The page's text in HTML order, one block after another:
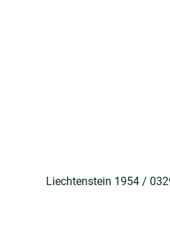
Liechtenstein 1954 /